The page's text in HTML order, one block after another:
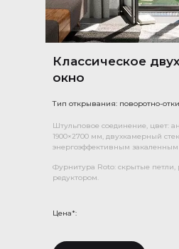
Классическое
окно
Тип открывания: поворотно-
Цена*:
Штульповое соединение, цвет:
1900×2700 мм, двухкамерный
энергоэффективным закаленным
Фурнитура Roto: скрытые петли,
редуктором.